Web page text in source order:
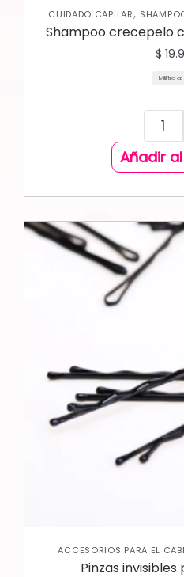
CUIDADO CAPILAR,
Shampoo crecepelo
$
Mililitro a:
Añadir
ACCESORIOS PARA EL
Pinzas